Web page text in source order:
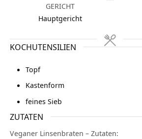
GERICHT
Hauptgericht
KOCHUTENSILIEN
Topf
Kastenform
feines Sieb
ZUTATEN
Veganer Linsenbraten – Zutaten: